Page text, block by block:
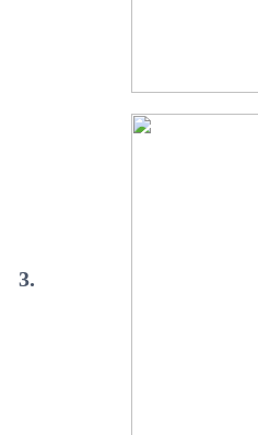
3.